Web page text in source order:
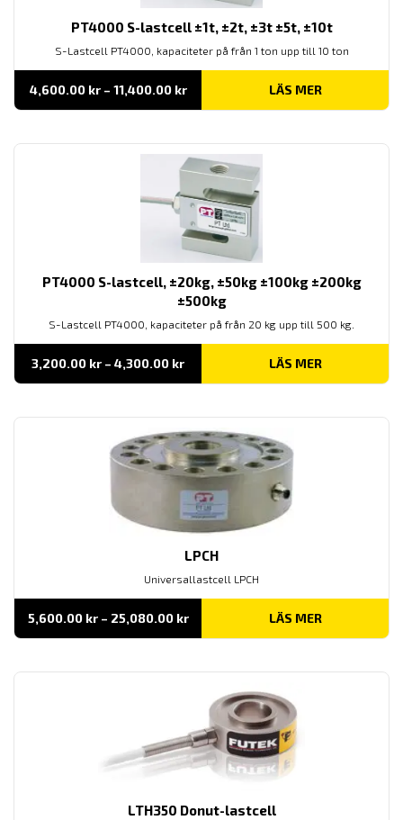
PT4000 S-lastcell ±1t, ±2t, ±3t ±5t, ±10t
S-Lastcell PT4000, kapaciteter på från 1 ton upp till 10 ton
4,600.00 kr – 11,400.00 krPrisintervall:
till
LÄS MER
PT4000 S-lastcell, ±20kg, ±50kg ±100kg ±200kg
±500kg
S-Lastcell PT4000, kapaciteter på från 20 kg upp till 500 kg.
3,200.00 kr – 4,300.00 krPrisintervall:
till
LÄS MER
LPCH
Universallastcell LPCH
5,600.00 kr – 25,080.00 krPrisintervall:
till
LÄS MER
LTH350 Donut-lastcell